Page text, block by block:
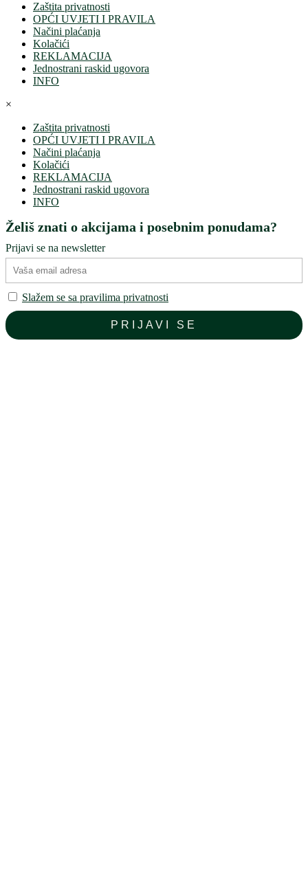
Zaštita privatnosti
OPĆI UVJETI I PRAVILA
Načini plaćanja
Kolačići
REKLAMACIJA
Jednostrani raskid ugovora
INFO
×
Zaštita privatnosti
OPĆI UVJETI I PRAVILA
Načini plaćanja
Kolačići
REKLAMACIJA
Jednostrani raskid ugovora
INFO
Želiš znati o akcijama i posebnim ponudama?
Prijavi se na newsletter
Slažem se sa pravilima privatnosti